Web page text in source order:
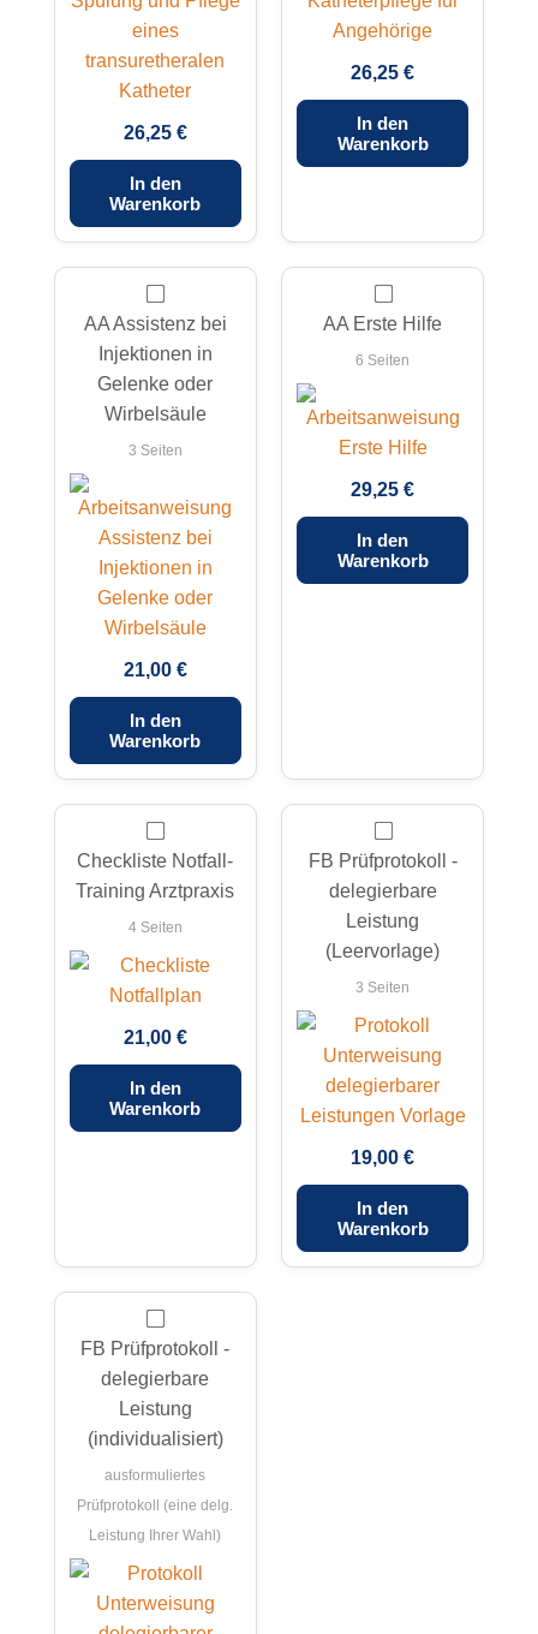
26,25 €
In den
Warenkorb
26,25 €
In den
Warenkorb
AA Assistenz bei
Injektionen in
Gelenke oder
Wirbelsäule
3 Seiten
21,00 €
In den
Warenkorb
AA Erste Hilfe
6 Seiten
29,25 €
In den
Warenkorb
Checkliste Notfall-
Training Arztpraxis
4 Seiten
21,00 €
In den
Warenkorb
FB Prüfprotokoll -
delegierbare
Leistung
(Leervorlage)
3 Seiten
19,00 €
In den
Warenkorb
FB Prüfprotokoll -
delegierbare
Leistung
(individualisiert)
ausformuliertes
Prüfprotokoll (eine delg.
Leistung Ihrer Wahl)